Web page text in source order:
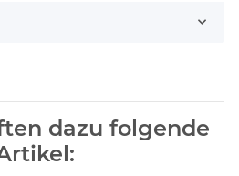
dazu folgende